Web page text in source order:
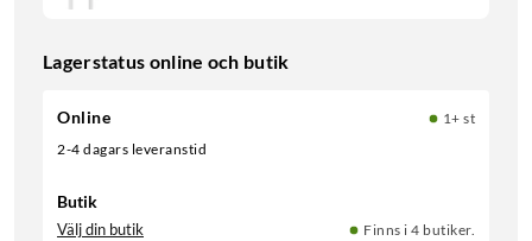
Lagerstatus online och butik
Online
1+ st
2-4 dagars leveranstid
Butik
Välj din butik Finns i 4 butiker.